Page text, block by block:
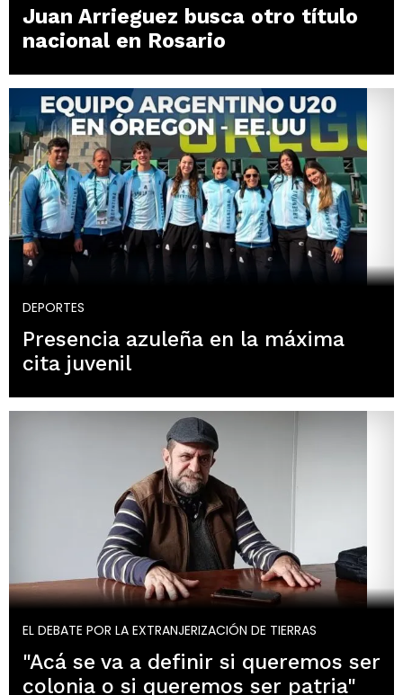
Juan Arrieguez busca otro título
nacional en Rosario
DEPORTES
Presencia azuleña en la máxima
cita juvenil
EL DEBATE POR LA EXTRANJERIZACIÓN DE TIERRAS
"Acá se va a definir si queremos ser
colonia o si queremos ser patria"